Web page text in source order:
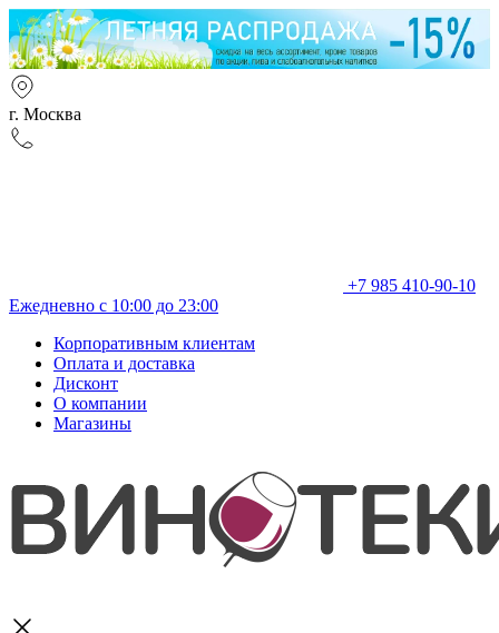
г. Москва
+7 985 410-90-10
Ежедневно с 10:00 до 23:00
Корпоративным клиентам
Оплата и доставка
Дисконт
О компании
Магазины